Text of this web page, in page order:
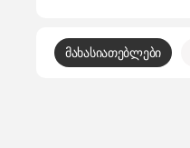
მახასიათებლები